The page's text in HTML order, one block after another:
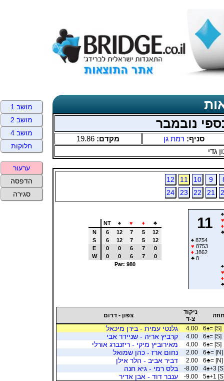
נובמבר
סניף: רמת גן מקדם: 19.86
גדי
9
10
11
12
21
22
23
24
11
♠
♥
♦
♣
♠ 8754
♥ 8753
♦ J862
♣ 8
♠
♥
♦
♣
NT ♠ ♥ ♦
♣
N
6 12 7 5
12
S
6 12 7 5
12
E
0 0 6 7
0
W
0 0 6 7
0
Par: 980
חוזה
ניקוד
צ-ד
צפון - דרום
6♠= [S]
4.00 גלנטי עמית - בירן מיכאל
6♠= [S]
4.00 קרביץ אריה - שניידר אבי
6♠= [S]
4.00 מאירוביץ מיקי - ריזנברג אורלי
6♣= [N]
2.00 נחום ארז - כהן שמואל
6♣= [N]
2.00 דביר אביב - הלר אילן
4♠+3
-8.00 בלס רמי - גיא חנה
5♠+1
-9.00 ענבר דוד - אבן אדיר
מושב 1
מושב 2
מושב 4
חלוקות
ערעור
הדפסה
סגירה